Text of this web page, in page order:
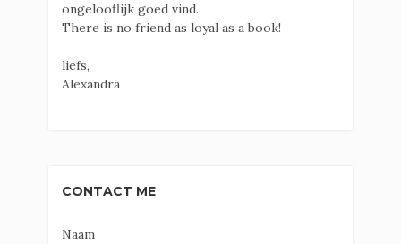
ongelooflijk goed vind.
There is no friend as loyal as a book!
liefs,
Alexandra
CONTACT ME
Naam